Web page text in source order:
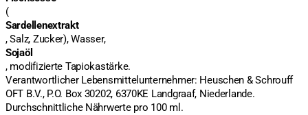
(
Sardellenextrakt
, Salz, Zucker), Wasser,
Sojaöl
, modifizierte Tapiokastärke.
Verantwortlicher Lebensmittelunternehmer: Heuschen & Schrouff
OFT B.V., P.O. Box 30202, 6370KE Landgraaf, Niederlande.
Durchschnittliche Nährwerte pro 100 ml.